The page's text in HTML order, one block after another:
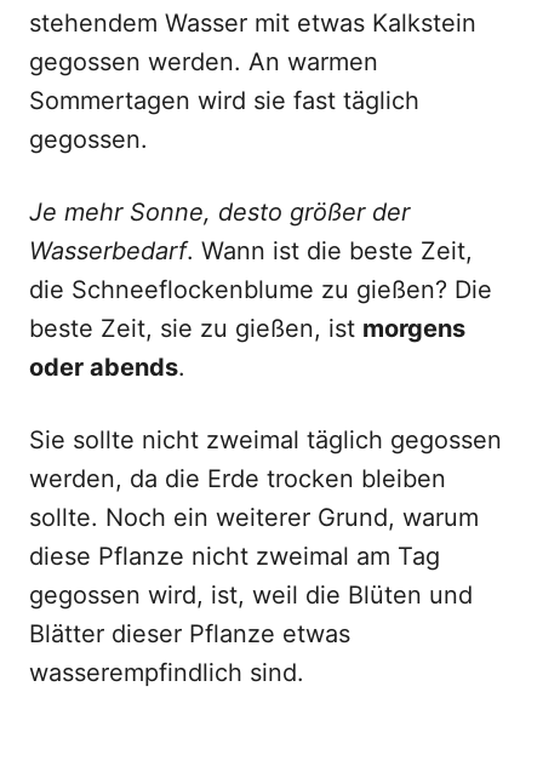
stehendem Wasser mit etwas Kalkstein
gegossen werden. An warmen
Sommertagen wird sie fast täglich
gegossen.
Je mehr Sonne, desto größer der
Wasserbedarf. Wann ist die beste Zeit,
die Schneeflockenblume zu gießen? Die
beste Zeit, sie zu gießen, ist morgens
oder abends.
Sie sollte nicht zweimal täglich gegossen
werden, da die Erde trocken bleiben
sollte. Noch ein weiterer Grund, warum
diese Pflanze nicht zweimal am Tag
gegossen wird, ist, weil die Blüten und
Blätter dieser Pflanze etwas
wasserempfindlich sind.